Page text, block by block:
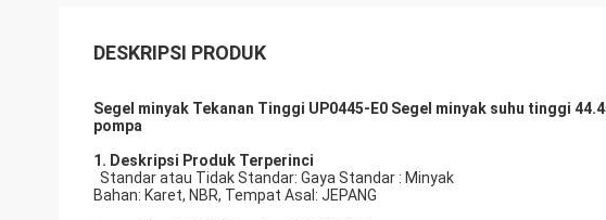
DESKRIPSI PRODUK
Segel minyak Tekanan Tinggi UP0445-E0 Segel minyak suhu tinggi
pompa
1. Deskripsi Produk Terperinci
Standar atau Tidak Standar: Gaya Standar : Minyak
Bahan: Karet, NBR, Tempat Asal: JEPANG